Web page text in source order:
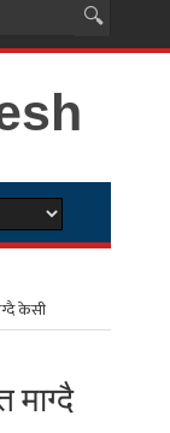
केसी
माग्दै